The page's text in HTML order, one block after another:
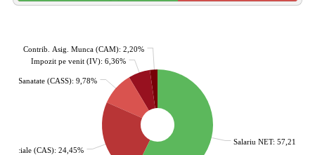
Salariu NET: 57,21%
Sociale (CAS): 24,45%
Sanatate (CASS): 9,78%
Impozit pe venit (IV): 6,36%
Contrib. Asig. Munca (CAM): 2,20%